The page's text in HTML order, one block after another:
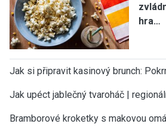
hra…
Jak si připravit kasinový brunch:
Jak upéct jablečný tvaroháč |
Bramborové kroketky s makovou